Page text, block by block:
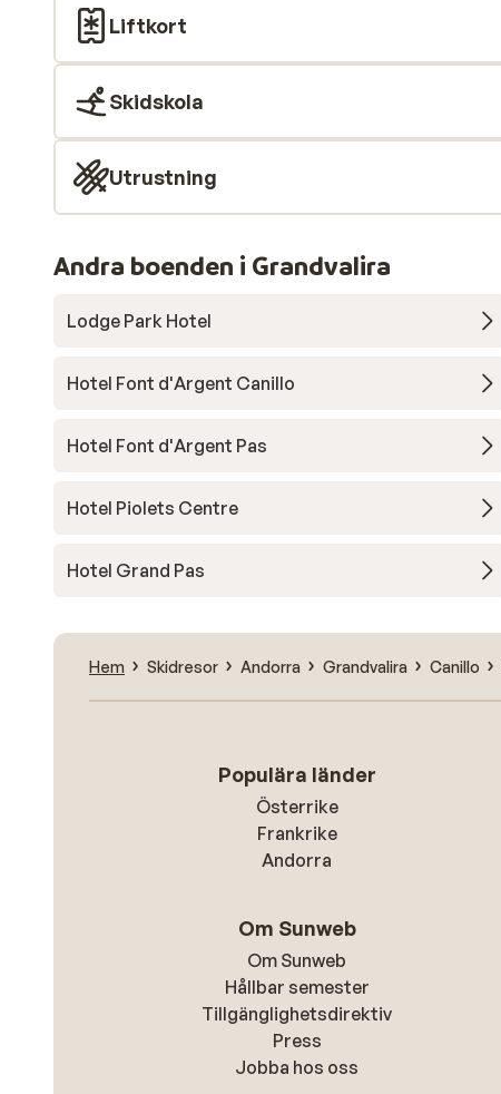
Liftkort
Skidskola
Utrustning
Andra boenden i Grandvalira
Lodge Park Hotel
Hotel Font d'Argent Canillo
Hotel Font d'Argent Pas
Hotel Piolets Centre
Hotel Grand Pas
Hem Skidresor Andorra Grandvalira Canillo
Populära länder
Österrike
Frankrike
Andorra
Om Sunweb
Om Sunweb
Hållbar semester
Tillgänglighetsdirektiv
Press
Jobba hos oss